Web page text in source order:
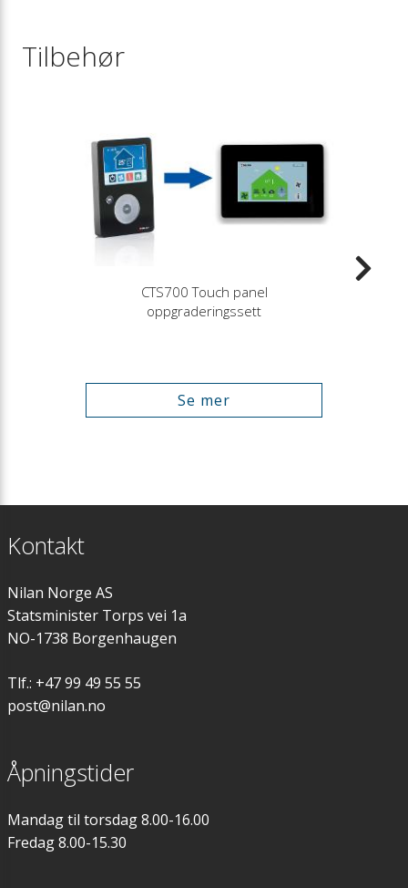
Tilbehør
CTS700 Touch panel
oppgraderingssett
Se mer
Kontakt
Nilan Norge AS
Statsminister Torps vei 1a
NO-1738 Borgenhaugen
Tlf.: +47 99 49 55 55
post@nilan.no
Åpningstider
Mandag til torsdag 8.00-16.00
Fredag 8.00-15.30